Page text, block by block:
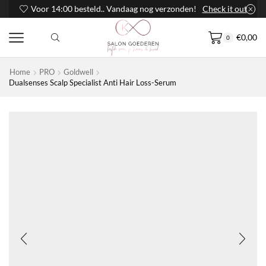
Voor 14:00 besteld.. Vandaag nog verzonden! Check it out
0 €0,00
Home PRO
Goldwell
Dualsenses Scalp Specialist Anti Hair Loss-Serum